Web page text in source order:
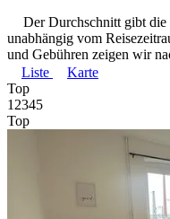
Der Durchschnitt gibt
unabhängig vom
und Gebühren zeigen wir
Liste
Karte
Top
1 2345
Top